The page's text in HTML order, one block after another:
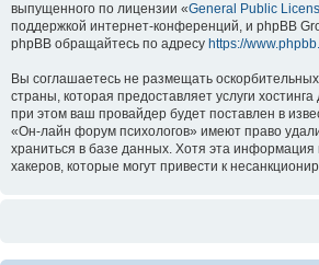
выпущенного по лицензии «General Public
поддержкой интернет-конференций, и phpBB
phpBB обращайтесь по адресу https://
Вы соглашаетесь не размещать
страны, которая предоставляет услуги
при этом ваш провайдер будет поставлен в
«Он-лайн форум психологов» имеют право
храниться в базе данных. Хотя эта
хакеров, которые могут привести к